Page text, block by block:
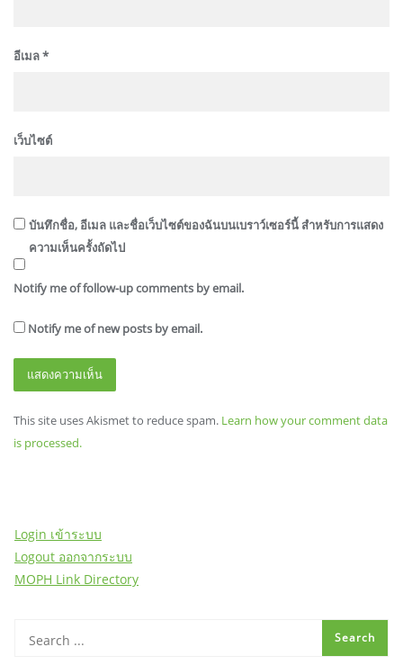
อีเมล*
เว็บไซต์
บันทึกชื่อ, อีเมล และชื่อเว็บไซต์ของฉันบนเบราว์เซอร์นี้ สำหรับการแสดง
ความเห็นครั้งถัดไป
Notify me of follow-up comments by email.
Notify me of new posts by email.
This site uses Akismet to reduce spam. Learn how your comment data
is processed.
Login เข้าระบบ
Logout ออกจากระบบ
MOPH Link Directory